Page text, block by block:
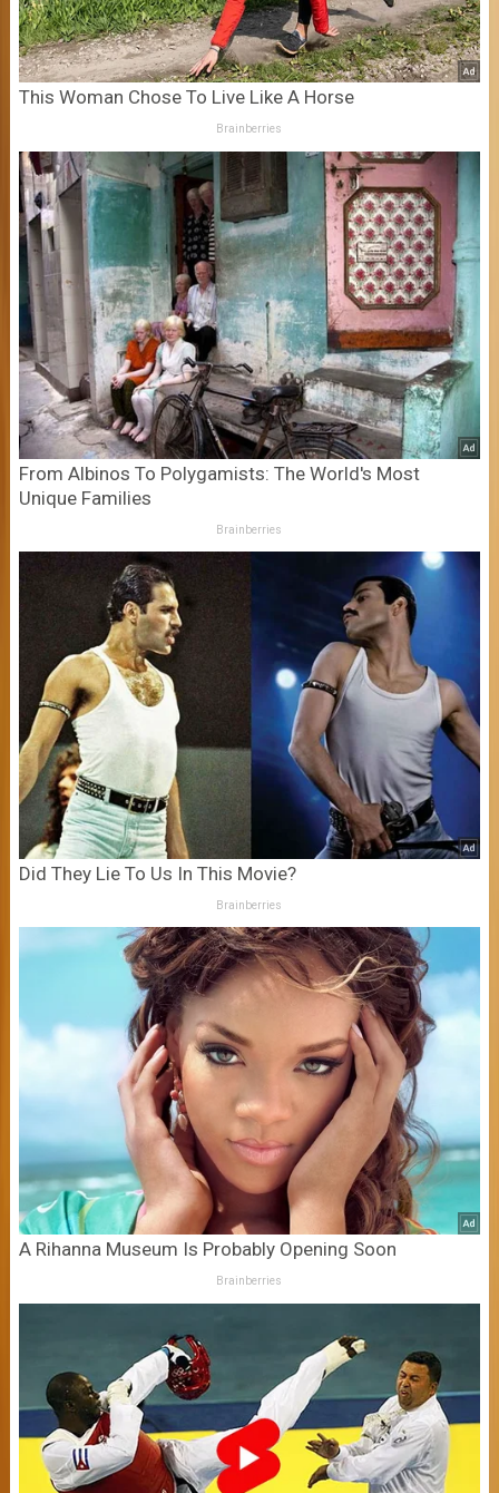
This Woman Chose To Live Like A Horse
Brainberries
From Albinos To Polygamists: The World's Most
Unique Families
Brainberries
Did They Lie To Us In This Movie?
Brainberries
A Rihanna Museum Is Probably Opening Soon
Brainberries